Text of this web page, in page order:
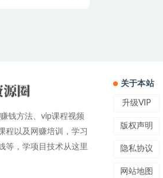
钱方法、vip课程视频
程以及网赚培训，学习
等，学项目技术从这里
关于本站
升级VIP
版权声明
隐私协议
网站地图